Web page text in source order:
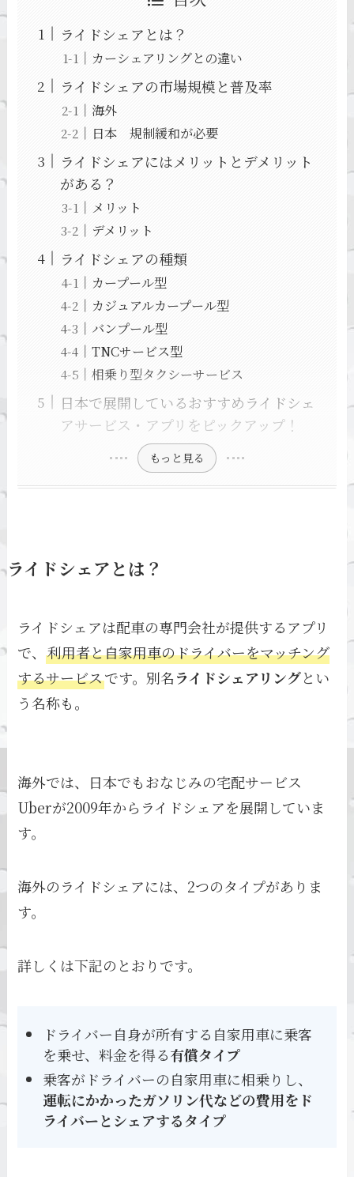
ライドシェアとは？
カーシェアリングとの違い
ライドシェアの市場規模と普及率
海外
日本 規制緩和が必要
ライドシェアにはメリットとデメリット
がある？
メリット
デメリット
ライドシェアの種類
カープール型
カジュアルカープール型
バンプール型
TNCサービス型
相乗り型タクシーサービス
日本で展開しているおすすめライドシェ
アサービス・アプリをピックアップ！
もっと見る
ライドシェアとは？
ライドシェアは配車の専門会社が提供するアプリ
で、利用者と自家用車のドライバーをマッチング
するサービスです。別名ライドシェアリングとい
う名称も。
海外では、日本でもおなじみの宅配サービス
Uberが2009年からライドシェアを展開していま
す。
海外のライドシェアには、2つのタイプがありま
す。
詳しくは下記のとおりです。
ドライバー自身が所有する自家用車に乗客
を乗せ、料金を得る有償タイプ
乗客がドライバーの自家用車に相乗りし、
運転にかかったガソリン代などの費用をド
ライバーとシェアするタイプ